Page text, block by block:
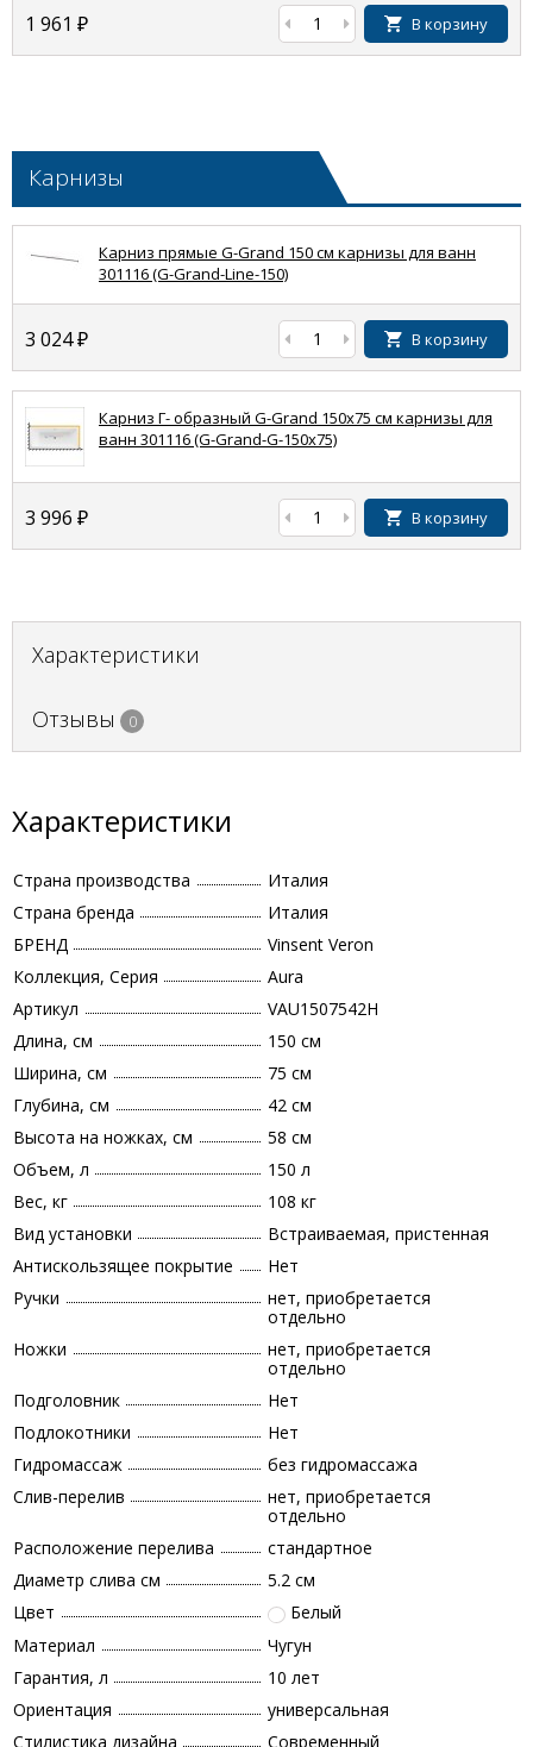
1 961 ₽ В корзину
Карнизы
Карниз прямые G-Grand 150 см карнизы для ванн
301116 (G-Grand-Line-150)
3 024₽ В корзину
Карниз Г- образный G-Grand 150x75 см карнизы для
ванн 301116 (G-Grand-G-150x75)
3 996 ₽ В корзину
Характеристики
Отзывы 0
Характеристики
Страна производства
Италия
Страна бренда
Италия
БРЕНД
Vinsent Veron
Коллекция, Серия
Aura
Артикул
VAU1507542H
Длина, см
150 см
Ширина, см
75 см
Глубина, см
42 см
Высота на ножках, см
58 см
Объем, л
150 л
Вес, кг
108 кг
Вид установки
Встраиваемая, пристенная
Антискользящее покрытие
Нет
Ручки
нет, приобретается
отдельно
Ножки
нет, приобретается
отдельно
Подголовник
Нет
Подлокотники
Нет
Гидромассаж
без гидромассажа
Слив-перелив
нет, приобретается
отдельно
Расположение перелива
стандартное
Диаметр слива см
5.2 см
Цвет
Белый
Материал
Чугун
Гарантия, л
10 лет
Ориентация
универсальная
Стилистика дизайна
Современный